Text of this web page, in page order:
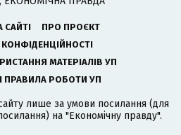
САЙТІ
ПРО ПРОЄКТ
МАТЕРІАЛІВ УП
ПРАВИЛА РОБОТИ УП
лише за умови посилання (для
на "Економічну правду".